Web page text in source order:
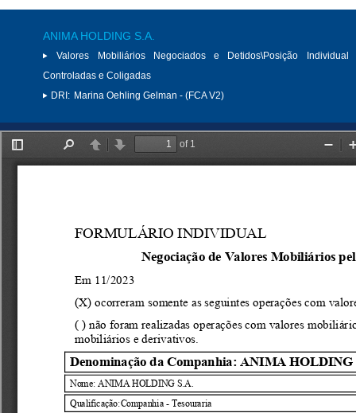
ANIMA HOLDING S.A.
Valores Mobiliários Negociados e Detidos\Posição
Controladas e Coligadas
DRI: Marina Oehling Gelman - (FCA V2)